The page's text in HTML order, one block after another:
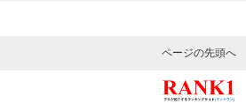
ページの先頭へ